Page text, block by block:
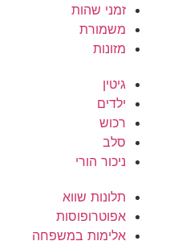
זמני שהות
משמורת
מזונות
גיטין
ילדים
רכוש
סלב
ניכור הורי
תלונות שווא
אפוטרופוסות
אלימות במשפחה